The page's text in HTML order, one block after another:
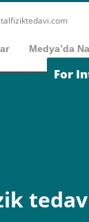
Medya’da
For